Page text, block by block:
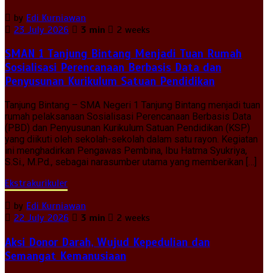
by Edi Kurniawan
23 July 2026
3 min 2 weeks
SMAN 1 Tanjung Bintang Menjadi Tuan Rumah
Sosialisasi Perencanaan Berbasis Data dan
Penyusunan Kurikulum Satuan Pendidikan
Tanjung Bintang – SMA Negeri 1 Tanjung Bintang menjadi tuan
rumah pelaksanaan Sosialisasi Perencanaan Berbasis Data
(PBD) dan Penyusunan Kurikulum Satuan Pendidikan (KSP)
yang diikuti oleh sekolah-sekolah dalam satu rayon. Kegiatan
ini menghadirkan Pengawas Pembina, Ibu Hatma Syukriya,
S.Si., M.Pd., sebagai narasumber utama yang memberikan […]
Ekstrakurikuler
by Edi Kurniawan
22 July 2026
3 min 2 weeks
Aksi Donor Darah, Wujud Kepedulian dan
Semangat Kemanusiaan